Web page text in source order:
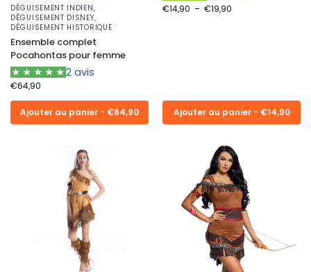
DÉGUISEMENT INDIEN,
DÉGUISEMENT DISNEY,
DÉGUISEMENT HISTORIQUE
Ensemble complet
Pocahontas pour femme
2 avis
€64,90
Ajouter au panier - €64,90
€14,90 – €19,90
Ajouter au panier - €14,90